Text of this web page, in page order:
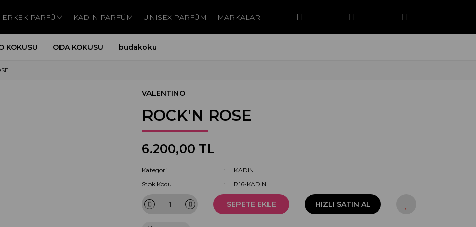
ERKEK PARFÜM KADIN PARFÜM UNISEX PARFÜM MARKALAR
KOKUSU ODA KOKUSU budakoku
VALENTINO
ROCK'N ROSE
6.200,00 TL
Kategori
KADIN
Stok Kodu
R16-KADIN
SEPETE EKLE HIZLI SATIN AL